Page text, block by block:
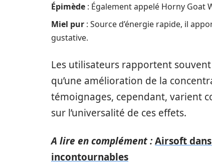
Épimède : Également appelé Horny Goat
Miel pur : Source d’énergie rapide, il
gustative.
Les utilisateurs rapportent
qu’une amélioration de la
témoignages, cependant, varient
sur l’universalité de ces effets.
A lire en complément :Airsoft
incontournables